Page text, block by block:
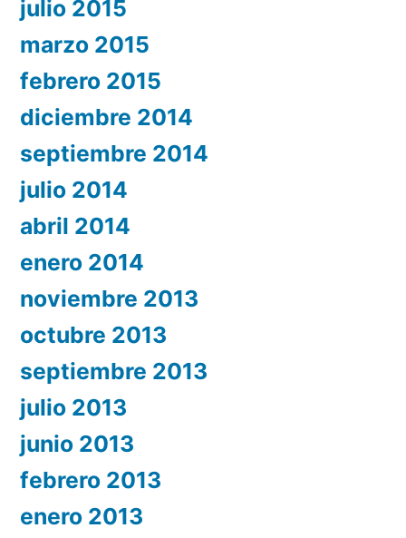
julio 2015
marzo 2015
febrero 2015
diciembre 2014
septiembre 2014
julio 2014
abril 2014
enero 2014
noviembre 2013
octubre 2013
septiembre 2013
julio 2013
junio 2013
febrero 2013
enero 2013